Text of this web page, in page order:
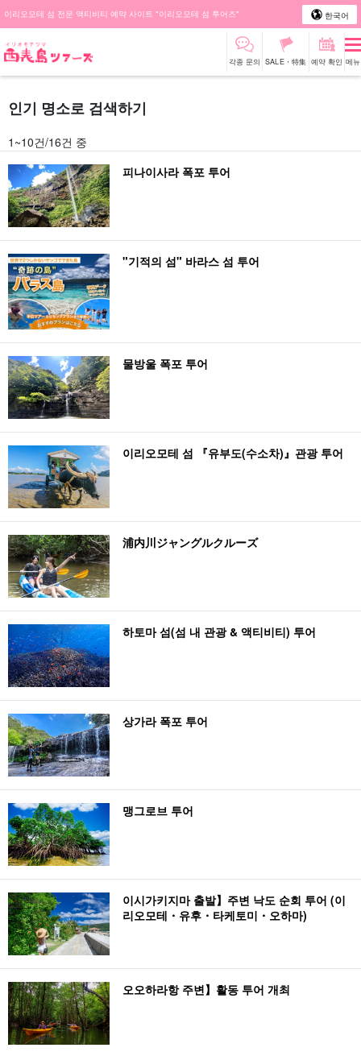
이리오모테 섬 전문 액티비티 예약 사이트 "이리오모테 섬 투어즈" 한국어
각종 문의 SALE・特集 예약 확인 메뉴
인기 명소로 검색하기
1~10건/16건 중
피나이사라 폭포 투어
"기적의 섬" 바라스 섬 투어
물방울 폭포 투어
이리오모테 섬 『유부도(수소차)』관광 투어
浦内川ジャングルクルーズ
하토마 섬(섬 내 관광 & 액티비티) 투어
상가라 폭포 투어
맹그로브 투어
이시가키지마 출발】주변 낙도 순회 투어 (이
리오모테・유후・타케토미・오하마)
오오하라항 주변】활동 투어 개최